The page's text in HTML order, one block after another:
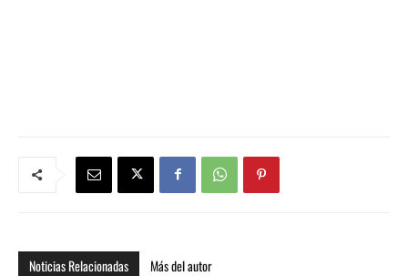
Noticias Relacionadas Más del autor